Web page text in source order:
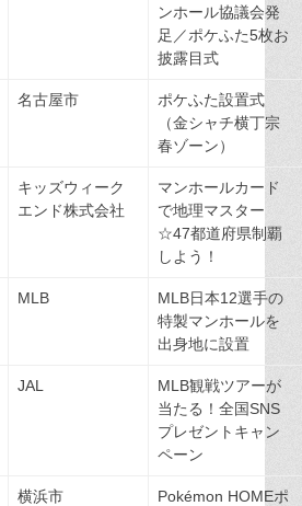
ンホール協議会発
足／ポケふた5枚お
披露目式
名古屋市
ポケふた設置式
（金シャチ横丁宗
春ゾーン）
キッズウィーク
エンド株式会社
マンホールカード
で地理マスター
☆47都道府県制覇
しよう！
MLB
MLB日本12選手の
特製マンホールを
出身地に設置
JAL
MLB観戦ツアーが
当たる！全国SNS
プレゼントキャン
ペーン
横浜市
Pokémon HOMEポ